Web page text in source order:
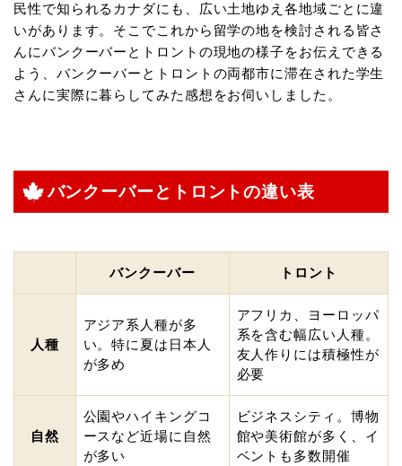
民性で知られるカナダにも、広い土地ゆえ各地域ごとに違
いがあります。そこでこれから留学の地を検討される皆さ
んにバンクーバーとトロントの現地の様子をお伝えできる
よう、バンクーバーとトロントの両都市に滞在された学生
さんに実際に暮らしてみた感想をお伺いしました。
バンクーバーとトロントの違い表
バンクーバー トロント
人種
アジア系人種が多
い。特に夏は日本人
が多め
アフリカ、ヨーロッパ
系を含む幅広い人種。
友人作りには積極性が
必要
自然
公園やハイキングコ
ースなど近場に自然
が多い
ビジネスシティ。博物
館や美術館が多く、イ
ベントも多数開催